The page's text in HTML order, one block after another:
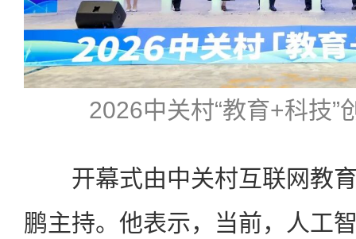
2026中关村“教育+科技”
开幕式由中关村互联网教育
鹏主持。他表示，当前，人工